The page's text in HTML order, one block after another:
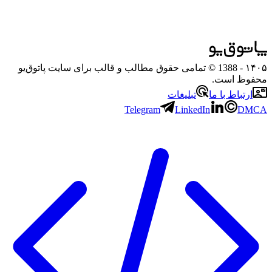
۱۴۰۵
- 1388 © تمامی حقوق مطالب و قالب برای سایت پاتوق‌یو
محفوظ است.
ارتباط با ما
تبلیغات
Telegram
LinkedIn DMCA